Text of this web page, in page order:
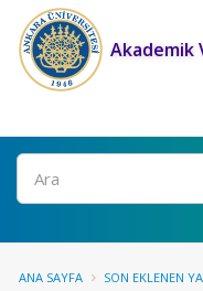
Akademik
Ara
ANA SAYFA SON EKLENEN